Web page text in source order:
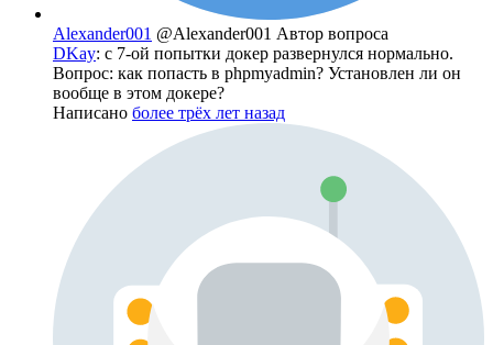
Alexander001 @Alexander001 Автор вопроса
DKay: с 7-ой попытки докер развернулся нормально.
Вопрос: как попасть в phpmyadmin? Установлен ли он
вообще в этом докере?
Написано более трёх лет назад